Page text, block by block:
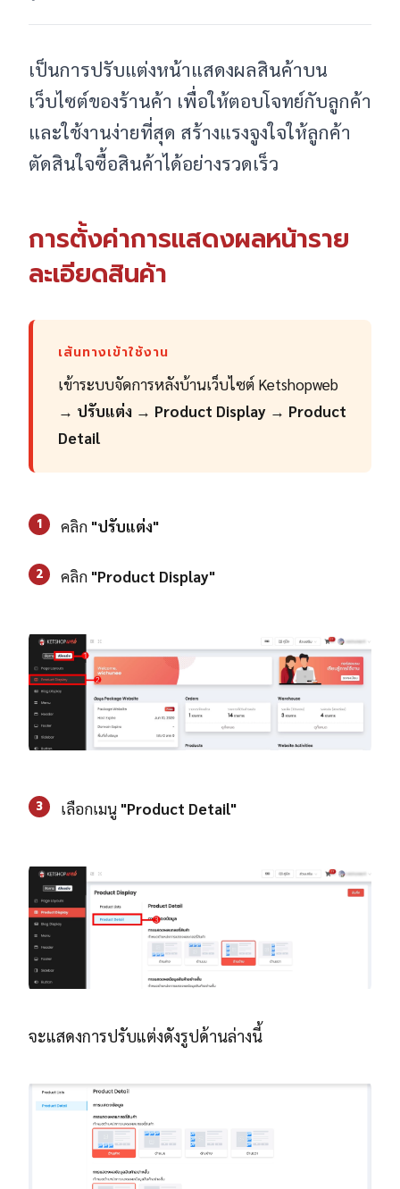
เป็นการปรับแต่งหน้าแสดงผลสินค้าบน
เว็บไซต์ของร้านค้า เพื่อให้ตอบโจทย์กับลูกค้า
และใช้งานง่ายที่สุด สร้างแรงจูงใจให้ลูกค้า
ตัดสินใจซื้อสินค้าได้อย่างรวดเร็ว
การตั้งค่าการแสดงผลหน้าราย
ละเอียดสินค้า
เส้นทางเข้าใช้งาน
เข้าระบบจัดการหลังบ้านเว็บไซต์ Ketshopweb
→ ปรับแต่ง → Product Display → Product
Detail
1 คลิก "ปรับแต่ง"
2 คลิก "Product Display"
3 เลือกเมนู "Product Detail"
จะแสดงการปรับแต่งดังรูปด้านล่างนี้